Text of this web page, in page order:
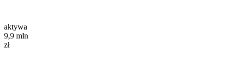
aktywa
9,9 mln
zł